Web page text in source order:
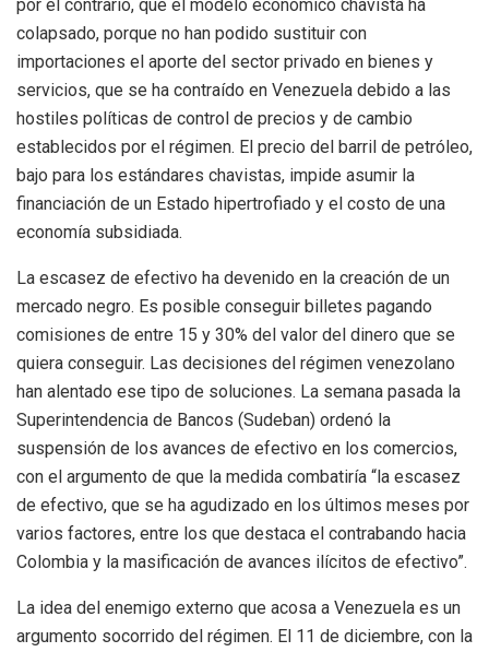
por el contrario, que el modelo económico chavista ha
colapsado, porque no han podido sustituir con
importaciones el aporte del sector privado en bienes y
servicios, que se ha contraído en Venezuela debido a las
hostiles políticas de control de precios y de cambio
establecidos por el régimen. El precio del barril de petróleo,
bajo para los estándares chavistas, impide asumir la
financiación de un Estado hipertrofiado y el costo de una
economía subsidiada.
La escasez de efectivo ha devenido en la creación de un
mercado negro. Es posible conseguir billetes pagando
comisiones de entre 15 y 30% del valor del dinero que se
quiera conseguir. Las decisiones del régimen venezolano
han alentado ese tipo de soluciones. La semana pasada la
Superintendencia de Bancos (Sudeban) ordenó la
suspensión de los avances de efectivo en los comercios,
con el argumento de que la medida combatiría “la escasez
de efectivo, que se ha agudizado en los últimos meses por
varios factores, entre los que destaca el contrabando hacia
Colombia y la masificación de avances ilícitos de efectivo”.
La idea del enemigo externo que acosa a Venezuela es un
argumento socorrido del régimen. El 11 de diciembre, con la